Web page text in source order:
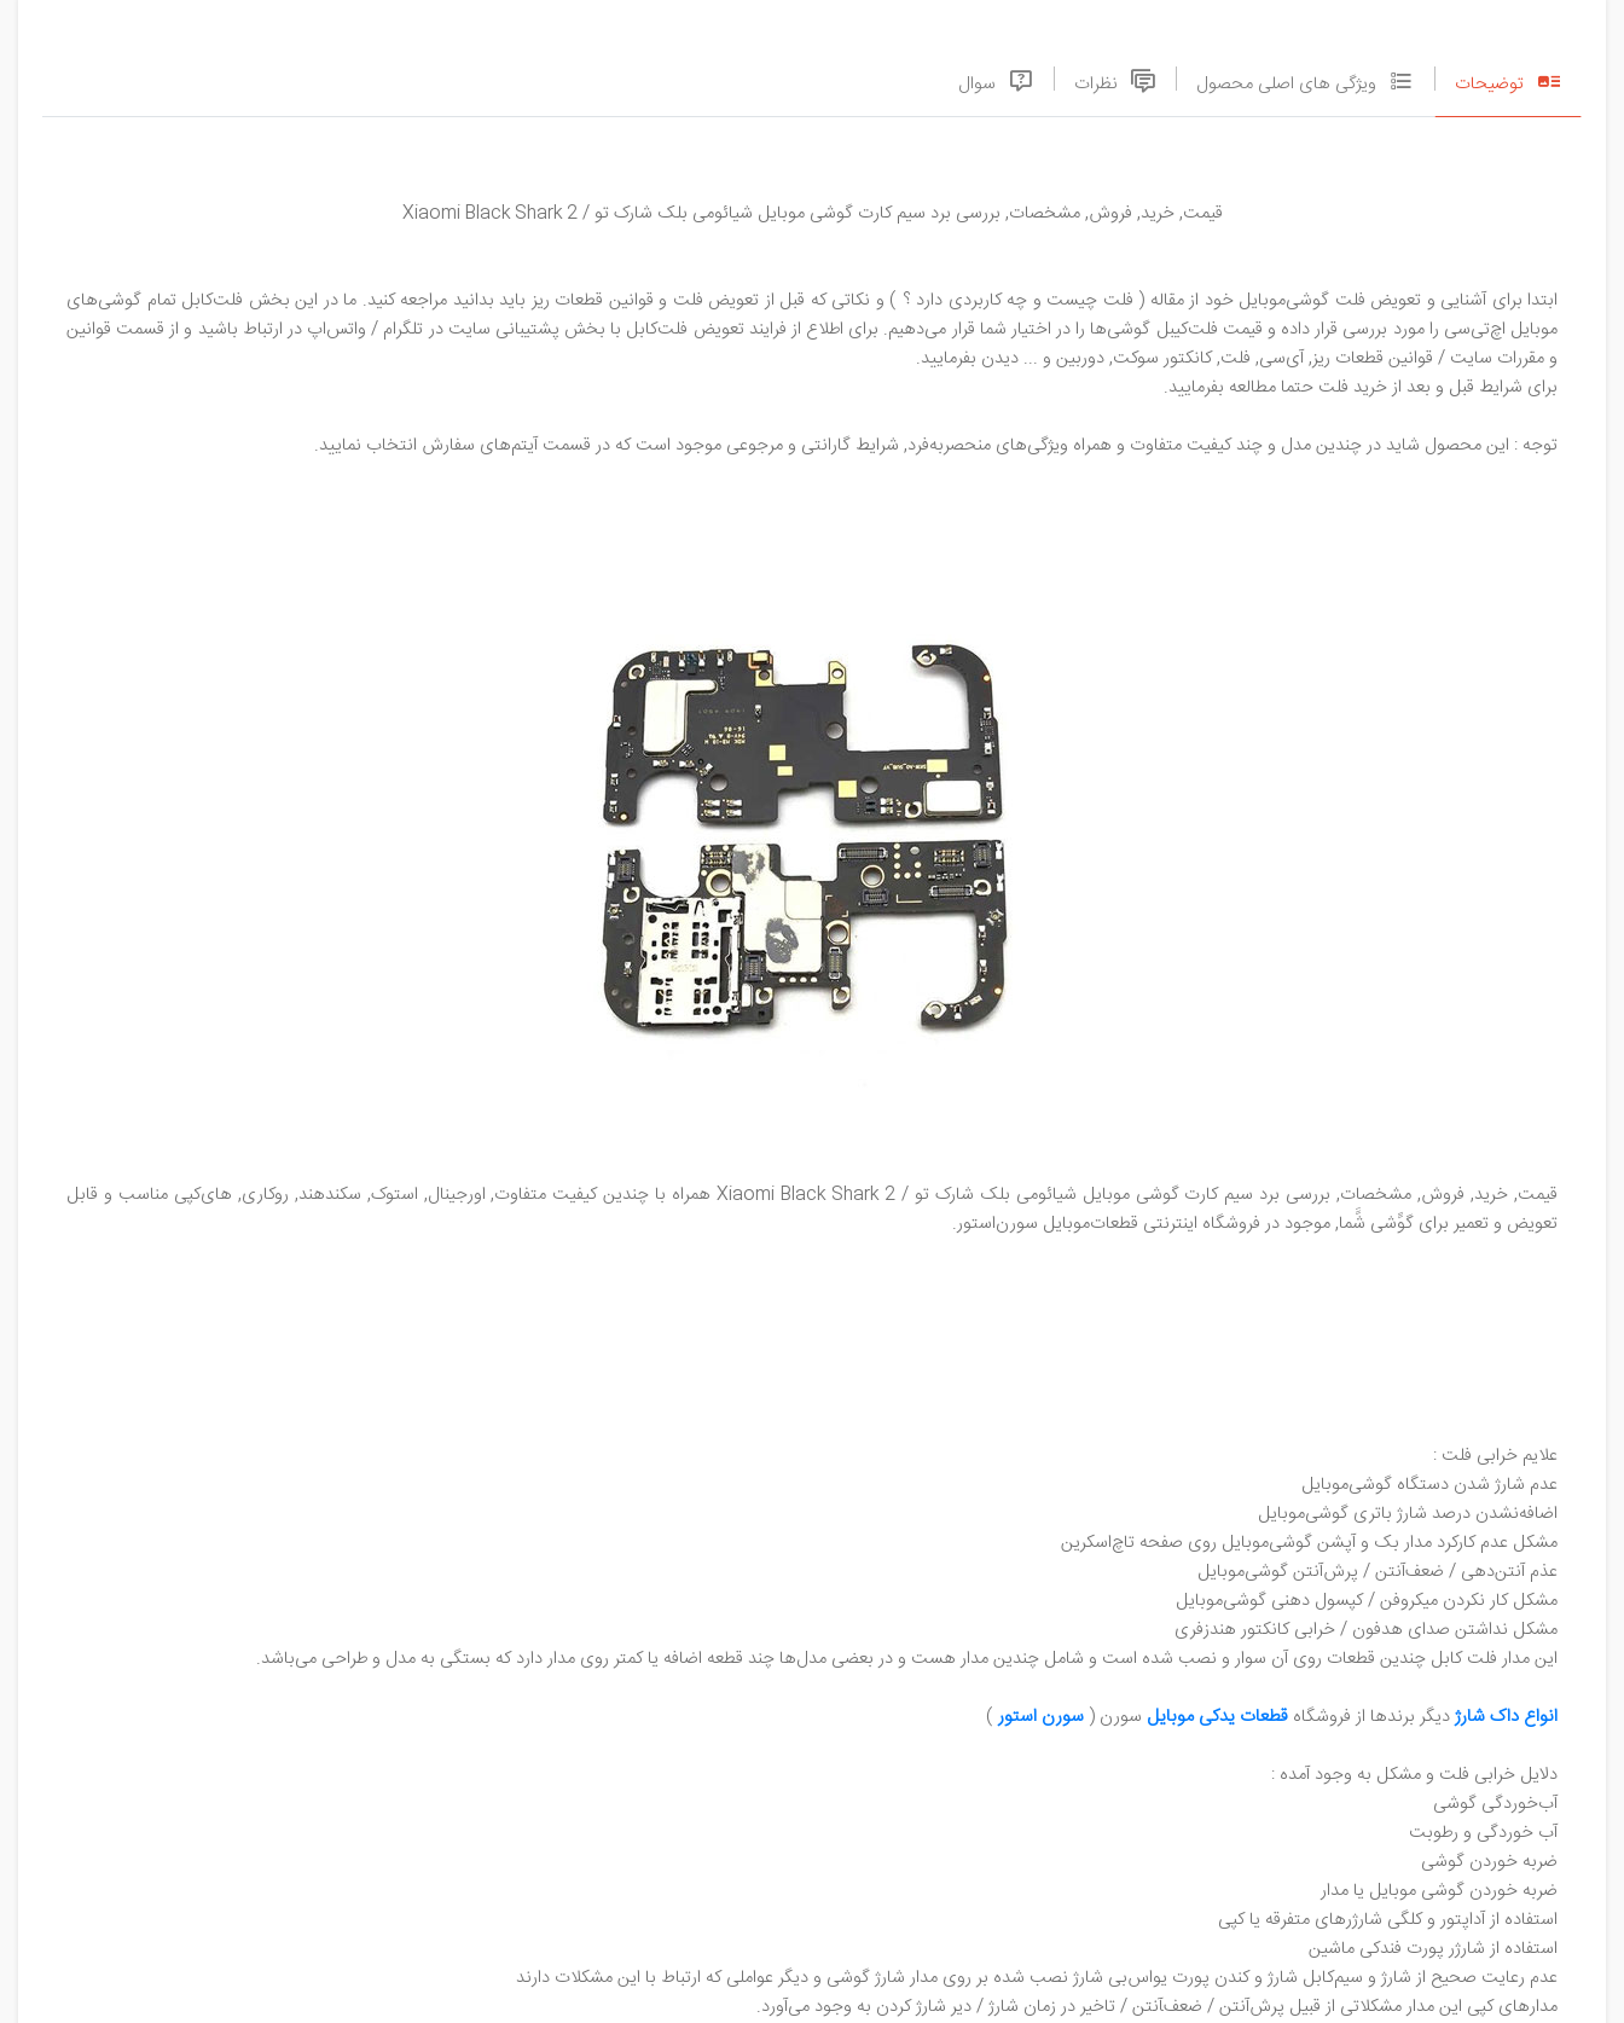
توضیحات ویژگی های اصلی محصول نظرات سوال
قیمت, خرید, فروش, مشخصات, بررسی برد سیم کارت گوشی موبایل شیائومی بلک شارک تو / Xiaomi Black Shark 2
ابتدا برای آشنایی و تعویض فلت گوشی‌موبایل خود از مقاله ( فلت چیست و چه کاربردی دارد ؟ ) و نکاتی که قبل از تعویض فلت و قوانین قطعات ریز باید بدانید مراجعه کنید. ما در این بخش فلت‌کابل تمام گوشی‌های
موبایل اچ‌تی‌سی را مورد بررسی قرار داده و قیمت فلت‌کیبل گوشی‌ها را در اختیار شما قرار می‌دهیم. برای اطلاع از فرایند تعویض فلت‌کابل با بخش پشتیبانی سایت در تلگرام / واتس‌اپ در ارتباط باشید و از قسمت قوانین
و مقررات سایت / قوانین قطعات ریز, آی‌سی, فلت, کانکتور سوکت, دوربین و ... دیدن بفرمایید.
برای شرایط قبل و بعد از خرید فلت حتما مطالعه بفرمایید.
توجه : این محصول شاید در چندین مدل و چند کیفیت متفاوت و همراه ویژگی‌های منحصر‌به‌فرد, شرایط گارانتی و مرجوعی موجود است که در قسمت آیتم‌های سفارش انتخاب نمایید.
قیمت, خرید, فروش, مشخصات, بررسی برد سیم کارت گوشی موبایل شیائومی بلک شارک تو / Xiaomi Black Shark 2 همراه با چندین کیفیت متفاوت, اورجینال, استوک, سکند‌هند, روکاری, های‌کپی مناسب و قابل
تعویض و تعمیر برای گوًَشی شًَما, موجود در فروشگاه اینترنتی قطعات‌موبایل سورن‌استور.
علایم خرابی فلت :
عدم شارژ شدن دستگاه گوشی‌موبایل
اضافه‌نشدن درصد شارژ باتری گوشی‌موبایل
مشکل عدم کارکرد مدار بک و آپشن گوشی‌موبایل روی صفحه تاچ‌اسکرین
عذم آنتن‌دهی / ضعف‌آنتن / پرش‌آنتن گوشی‌موبایل
مشکل کار نکردن میکروفن / کپسول دهنی گوشی‌موبایل
مشکل نداشتن صدای هدفون / خرابی کانکتور هندزفری
این مدار فلت کابل چندین قطعات روی آن سوار و نصب شده است و شامل چندین مدار هست و در بعضی مدل‌ها چند قطعه اضافه یا کمتر روی مدار دارد که بستگی به مدل و طراحی می‌باشد.
انواع داک شارژدیگر برند‌ها از فروشگاه قطعات یدکی موبایل سورن ( سورن استور )
دلایل خرابی فلت و مشکل به وجود آمده :
آب‌خوردگی گوشی
آب‌ خوردگی و رطوبت
ضربه خوردن گوشی
ضربه خوردن گوشی موبایل یا مدار
استفاده از آداپتور و کلگی شارژر‌های متفرقه یا کپی
استفاده از شارژر پورت فندکی ماشین
عدم رعایت صحیح از شارژ و سیم‌کابل شارژ و کندن پورت یو‌اس‌بی شارژ نصب شده بر روی مدار شارژ گوشی و دیگر عواملی که ارتباط با این مشکلات دارند
مدار‌های کپی این مدار مشکلاتی از قبیل پرش‌آنتن / ضعف‌‍آنتن / تاخیر در زمان شارژ / دیر شارژ کردن به وجود می‌آورد.